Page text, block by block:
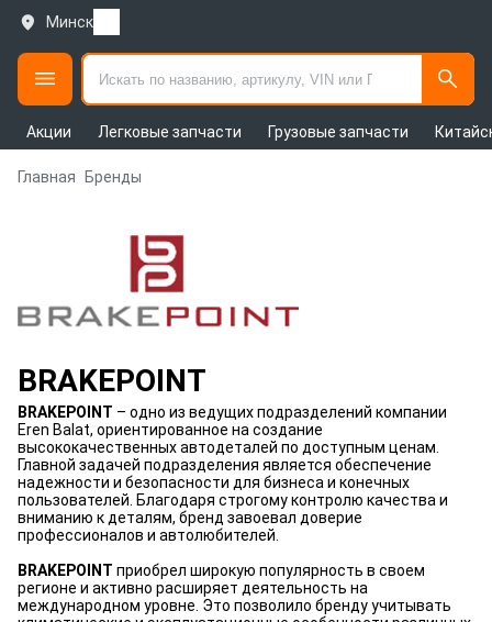
Минск
Акции Легковые запчасти Грузовые запчасти
Главная Бренды
BRAKEPOINT
BRAKEPOINT – одно из ведущих подразделений компании
Eren Balat, ориентированное на создание
высококачественных автодеталей по доступным ценам.
Главной задачей подразделения является обеспечение
надежности и безопасности для бизнеса и конечных
пользователей. Благодаря строгому контролю качества и
вниманию к деталям, бренд завоевал доверие
профессионалов и автолюбителей.
BRAKEPOINT приобрел широкую популярность в своем
регионе и активно расширяет деятельность на
международном уровне. Это позволило бренду учитывать